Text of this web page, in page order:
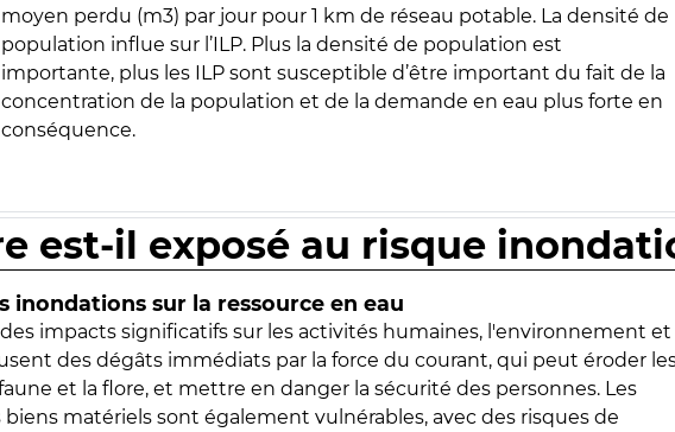
moyen perdu (m3) par jour pour 1 km de réseau potable. La densité de
population influe sur l’ILP. Plus la densité de population est
importante, plus les ILP sont susceptible d’être important du fait de la
concentration de la population et de la demande en eau plus forte en
conséquence.
est-il exposé au risque
inondations sur la ressource en eau
impacts significatifs sur les activités humaines, l'environnement et
des dégâts immédiats par la force du courant, qui peut éroder
et la flore, et mettre en danger la sécurité des personnes. Les
matériels sont également vulnérables, avec des risques de